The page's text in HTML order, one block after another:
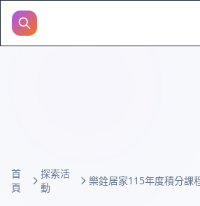
首
頁
探索活
動